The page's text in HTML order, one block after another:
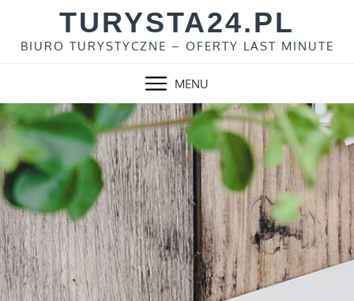
content
TURYSTA24.PL
BIURO TURYSTYCZNE – OFERTY LAST MINUTE
MENU